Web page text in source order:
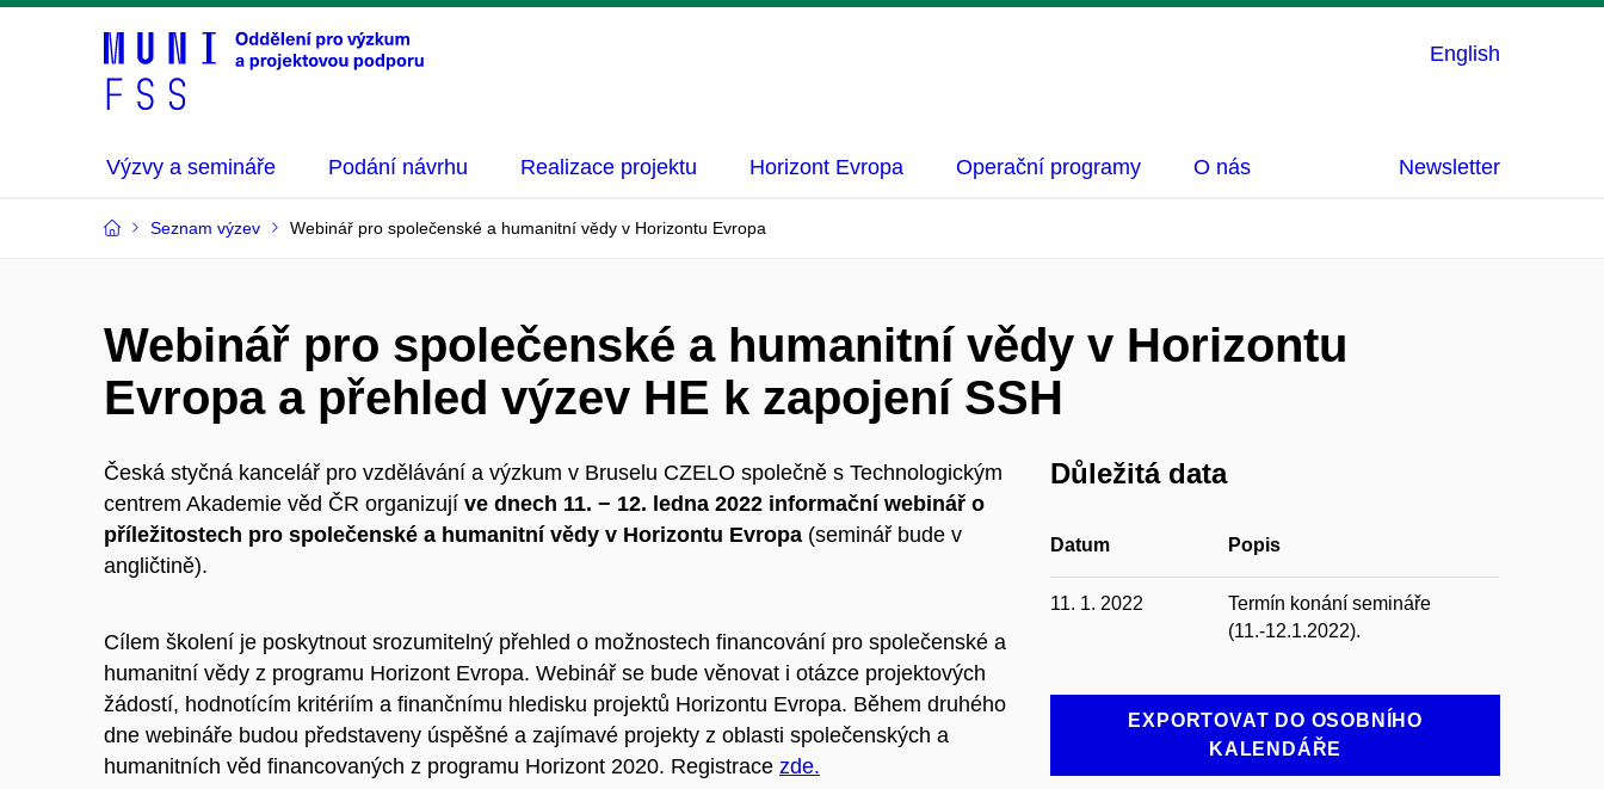
English
Výzvy a semináře Podání návrhu Realizace projektu Horizont Evropa Operační programy O nás Newsletter
Seznam výzev Webinář pro společenské a humanitní vědy v Horizontu Evropa
Webinář pro společenské a humanitní vědy v Horizontu
Evropa a přehled výzev HE k zapojení SSH
Česká styčná kancelář pro vzdělávání a výzkum v Bruselu CZELO společně s Technologickým
centrem Akademie věd ČR organizují ve dnech 11. − 12. ledna 2022 informační webinář o
příležitostech pro společenské a humanitní vědy v Horizontu Evropa (seminář bude v
angličtině).
Cílem školení je poskytnout srozumitelný přehled o možnostech financování pro společenské a
humanitní vědy z programu Horizont Evropa. Webinář se bude věnovat i otázce projektových
žádostí, hodnotícím kritériím a finančnímu hledisku projektů Horizontu Evropa. Během druhého
dne webináře budou představeny úspěšné a zajímavé projekty z oblasti společenských a
humanitních věd financovaných z programu Horizont 2020. Registrace zde.
Důležitá data
Datum Popis
11. 1. 2022
Termín konání semináře
(11.-12.1.2022).
EXPORTOVAT DO OSOBNÍHO
KALENDÁŘE